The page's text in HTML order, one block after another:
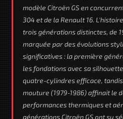
modèle Citroën GS en
304 et de la Renault 16.
trois générations distinctes, de
marquée par des évolutions
significatives : la première
les fondations avec sa
quatre-cylindres efficace,
mouture (1979-1986) affinait le
performances thermiques et
générations Citroën GS ont su